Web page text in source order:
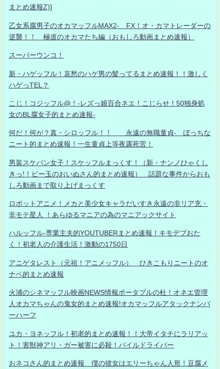
まとめ速報Z)]
乙女系腐男子のオカマッフルMAX2- FX！オ・カマトレーダーの
逆襲！！ 極道のオカマたち編（おもしろ動画まとめ速報）
スーパーウンコ！
新・ハゲッフル！哀愁のハゲ男の髪ってるまとめ速報！！激しく
ハゲっTEL？
こじ！コジッフル@！-レズっ娘百合ネエ！こじらせ！50独身処
女のBL腐女子的まとめ速報-
何だ！何が？真・シロッフル！！ 永遠の無職童貞- ぼっちな
ニート的まとめ速報！一生童貞上等夜露死苦！
男装スケバン女子！スケッフルまっくす！（新・ナンノひゃくし
きっ!！ビー玉のおいぬさん的まとめ速報） 話題な事件からおも
しろ動画まで取り上げまっくす
ロボットアニメ！メカと美少女キャラだいすき永遠の非リア充・
非モテ星人 ！あらゆるマニアの為のマニアックサイト
ハルッフル-専業主夫的YOUTUBERまとめ速報！キモデブおた
く！初老人の介護生活！激動の1750日
アニゲタレスト（元祖！アニメッフル） ひきこもりニートのオ
ナベ的まとめ速報
火浦のシネマッフル映画NEWS情報ポータブルの杜！オネエ管理
人オカマちゃんの鬼女的まとめ速報!オカマッフルアタックナンバ
ーハーフ
ユカ・ヨネッフル！初老的まとめ速報！！大帝イタチにラリアッ
ト！害獣神アリ・ガー被害に必殺！パイルドライバー
おネコさん的まとめ速報 僕の彼女はエリーちゃん人形！豆腐メ